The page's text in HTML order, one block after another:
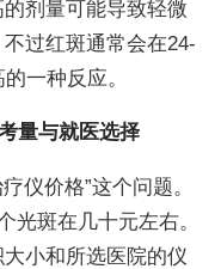
剂量可能导致轻微
过红斑通常会在24-
一种反应。
量与就医选择
仪价格”这个问题。
光斑在几十元左右。
小和所选医院的仪